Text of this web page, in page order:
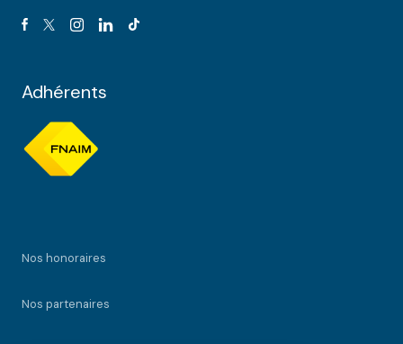
Adhérents
Nos honoraires
Nos partenaires